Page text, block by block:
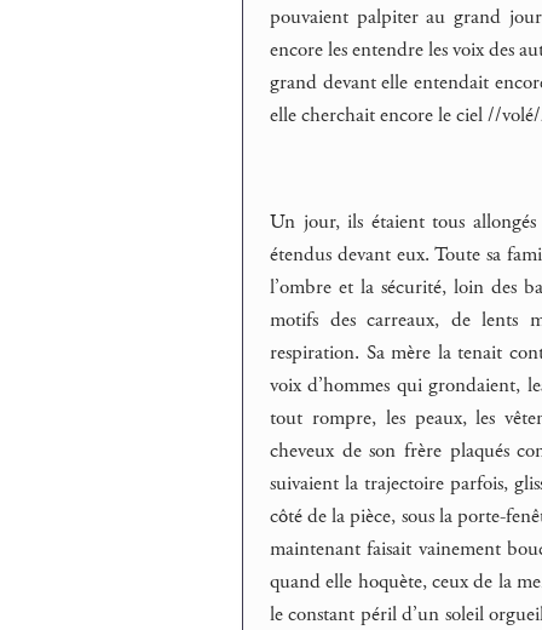
pouvaient palpiter au grand
encore les entendre les voix des
grand devant elle entendait
elle cherchait encore le ciel //
Un jour, ils étaient tous
étendus devant eux. Toute sa
l’ombre et la sécurité, loin des
motifs des carreaux, de lents
respiration. Sa mère la tenait
voix d’hommes qui grondaient,
tout rompre, les peaux, les
cheveux de son frère plaqués
suivaient la trajectoire parfois,
côté de la pièce, sous la porte-
maintenant faisait vainement
quand elle hoquète, ceux de la
le constant péril d’un soleil